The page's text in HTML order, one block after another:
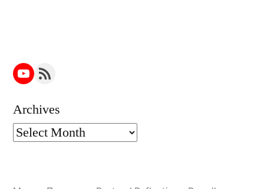
YouTube RSS Feed
Archives